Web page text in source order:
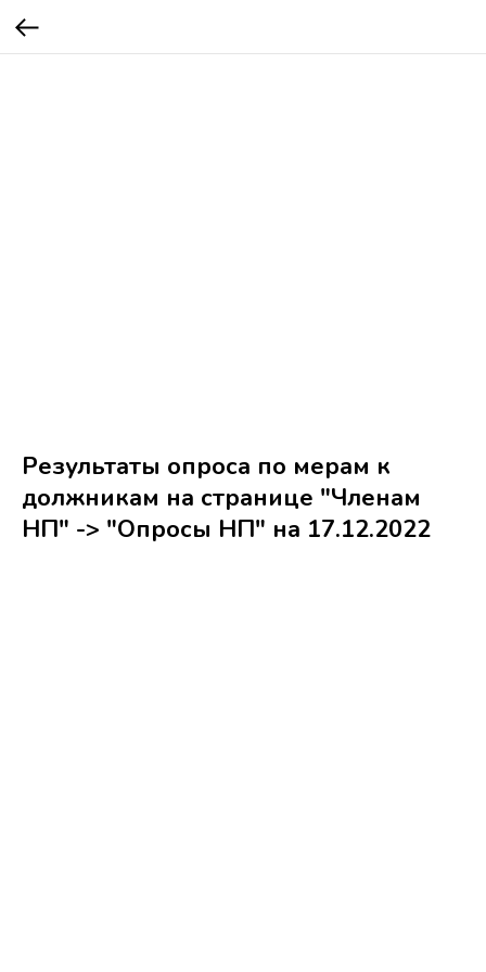
Результаты опроса по мерам к
должникам на странице "Членам
НП" -> "Опросы НП" на 17.12.2022